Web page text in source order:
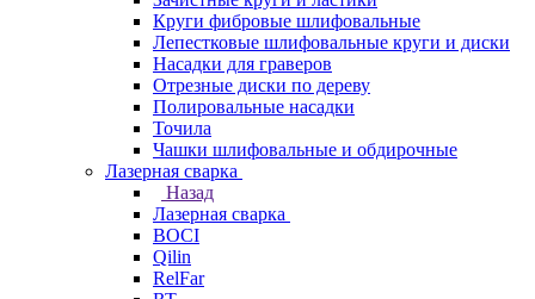
Круги фибровые шлифовальные
Лепестковые шлифовальные круги и диски
Насадки для граверов
Отрезные диски по дереву
Полировальные насадки
Точила
Чашки шлифовальные и обдирочные
Лазерная сварка
Назад
Лазерная сварка
BOCI
Qilin
RelFar